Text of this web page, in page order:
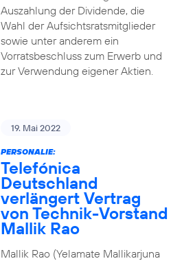
Auszahlung der Dividende, die
Wahl der Aufsichtsratsmitglieder
sowie unter anderem ein
Vorratsbeschluss zum Erwerb und
zur Verwendung eigener Aktien.
19. Mai 2022
PERSONALIE:
Telefónica
Deutschland
verlängert Vertrag
von Technik-Vorstand
Mallik Rao
Mallik Rao (Yelamate Mallikarjuna